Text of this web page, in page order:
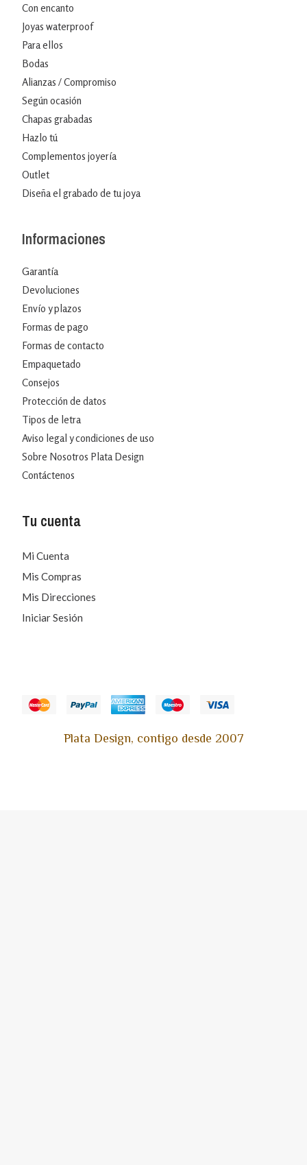
Con encanto
Joyas waterproof
Para ellos
Bodas
Alianzas / Compromiso
Según ocasión
Chapas grabadas
Hazlo tú
Complementos joyería
Outlet
Diseña el grabado de tu joya
Informaciones
Garantía
Devoluciones
Envío y plazos
Formas de pago
Formas de contacto
Empaquetado
Consejos
Protección de datos
Tipos de letra
Aviso legal y condiciones de uso
Sobre Nosotros Plata Design
Contáctenos
Tu cuenta
Mi Cuenta
Mis Compras
Mis Direcciones
Iniciar Sesión
Plata Design, contigo desde 2007